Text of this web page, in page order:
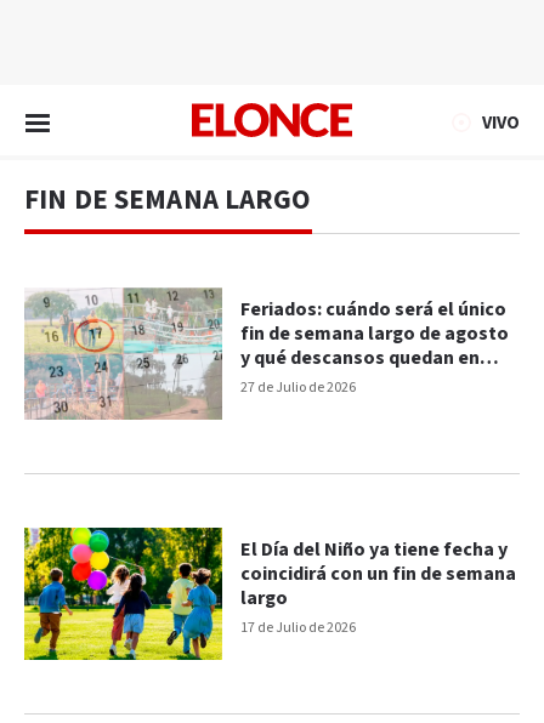
VIVO
FIN DE SEMANA LARGO
27 de Julio de 2026
Feriados: cuándo será el único
fin de semana largo de agosto
y qué descansos quedan en
2026
17 de Julio de 2026
El Día del Niño ya tiene fecha y
coincidirá con un fin de semana
largo